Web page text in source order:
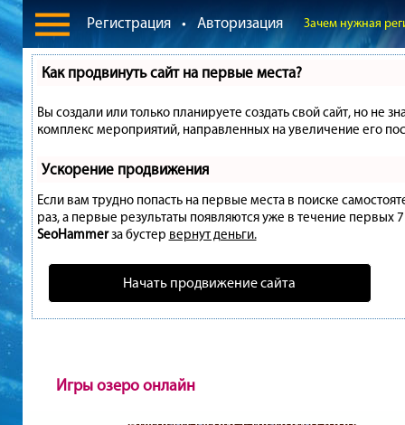
Регистрация • Авторизация Зачем нужная
Как продвинуть сайт на первые места?
Вы создали или только планируете создать свой сайт, но не
комплекс мероприятий, направленных на увеличение его
Ускорение продвижения
Если вам трудно попасть на первые места в поиске
раз, а первые результаты появляются уже в течение первых
SeoHammerза бустер вернут деньги.
Начать продвижение сайта
Игры озеро онлайн